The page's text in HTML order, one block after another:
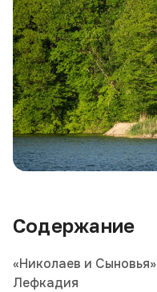
Содержание
«Николаев и
Лефкадия